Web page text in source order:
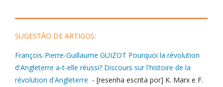
SUGESTÃO DE ARTIGOS:
François-Pierre-Guillaume GUIZOT Pourquoi la révolution
d'Angleterre a-t-elle réussi? Discours sur l'histoire de la
révolution d'Angleterre - [resenha escrita por] K. Marx e F.